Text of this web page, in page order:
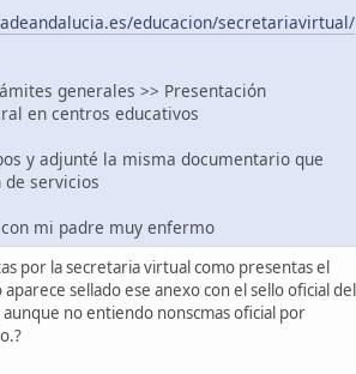
educacion/secretariavirtual/
generales >> Presentación
en centros educativos
y adjunté la misma documentario que
servicios
mi padre muy enfermo
por la secretaria virtual como presentas el
sellado ese anexo con el sello oficial del
no entiendo nonscmas oficial por